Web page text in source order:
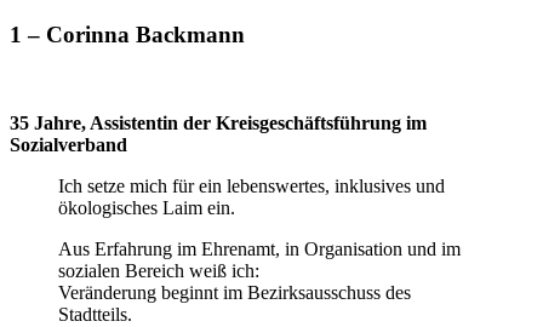
1 – Corinna Backmann
35 Jahre, Assistentin der Kreisgeschäftsführung im
Sozialverband
Ich setze mich für ein lebenswertes, inklusives und
ökologisches Laim ein.
Aus Erfahrung im Ehrenamt, in Organisation und im
sozialen Bereich weiß ich:
Veränderung beginnt im Bezirksausschuss des
Stadtteils.